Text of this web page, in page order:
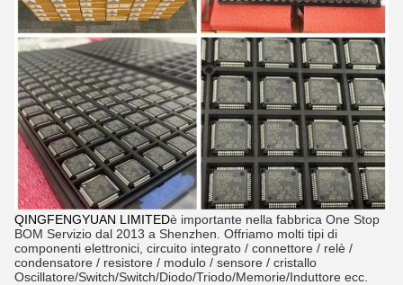
QINGFENGYUAN LIMITEDè importante nella fabbrica One Stop
BOM Servizio dal 2013 a Shenzhen. Offriamo molti tipi di
componenti elettronici, circuito integrato / connettore / relè /
condensatore / resistore / modulo / sensore / cristallo
Oscillatore/Switch/Switch/Diodo/Triodo/Memorie/Induttore ecc.